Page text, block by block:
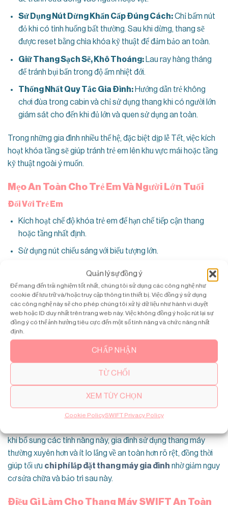
Quản lý sự đồng ý
Để mang đến trải nghiệm tốt nhất, chúng tôi sử dụng các công nghệ như
cookie để lưu trữ và/hoặc truy cập thông tin thiết bị. Việc đồng ý sử dụng
các công nghệ này sẽ cho phép chúng tôi xử lý dữ liệu như hành vi duyệt
web hoặc ID duy nhất trên trang web này. Việc không đồng ý hoặc rút lại sự
đồng ý có thể ảnh hưởng tiêu cực đến một số tính năng và chức năng nhất
định.
CHẤP NHẬN
TỪ CHỐI
XEM TÙY CHỌN
Cookie PolicySWIFT Privacy Policy
Sử Dụng Nút Dừng Khẩn Cấp Đúng Cách:Chỉ bấm nút
đỏ khi có tình huống bất thường. Sau khi dừng, thang sẽ
được reset bằng chìa khóa kỹ thuật để đảm bảo an toàn.
Giữ Thang Sạch Sẽ, Khô Thoáng:Lau ray hàng tháng
để tránh bụi bẩn trong độ ẩm nhiệt đới.
Thống Nhất Quy Tắc Gia Đình:Hướng dẫn trẻ không
chơi đùa trong cabin và chỉ sử dụng thang khi có người lớn
giám sát cho đến khi đủ lớn và quen sử dụng an toàn.
Trong những gia đình nhiều thế hệ, đặc biệt dịp lễ Tết, việc kích
hoạt khóa tầng sẽ giúp tránh trẻ em lên khu vực mái hoặc tầng
kỹ thuật ngoài ý muốn.
Mẹo An Toàn Cho Trẻ Em Và Người Lớn Tuổi
Đối Với Trẻ Em
Kích hoạt chế độ khóa trẻ em để hạn chế tiếp cận thang
hoặc tầng nhất định.
Sử dụng nút chiếu sáng với biểu tượng lớn.
Thêm thảm sàn chống trượt: Giảm nguy cơ trượt ngã, đặc
biệt khi chân ướt sau khi tắm hoặc trời mưa.
Dạy: “Vào quay mặt về phía trước, nắm tay vịn.”
Đối Với Người Lớn Tuổi
Chọn tốc độ 0.3 m/s cho chuyến đi nhẹ nhàng.
Kích hoạt hướng dẫn giọng nói bằng tiếng Việt. Thông báo
rõ ràng khi đến tầng, cửa mở hoặc đóng.
khi bổ sung các tính năng này, gia đình sử dụng thang máy
thường xuyên hơn và ít lo lắng về an toàn hơn rõ rệt, đồng thời
giúp tối ưu chi phí lắp đặt thang máy gia đình nhờ giảm nguy
cơ sửa chữa và bảo trì sau này.
Điều Gì Làm Cho Thang Máy SWIFT An Toàn